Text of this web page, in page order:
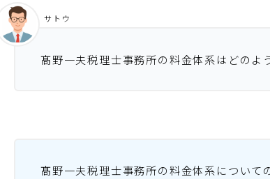
髙野一夫税理士事務所の料金体系はどのよ
サトウ
髙野一夫税理士事務所の料金体系について